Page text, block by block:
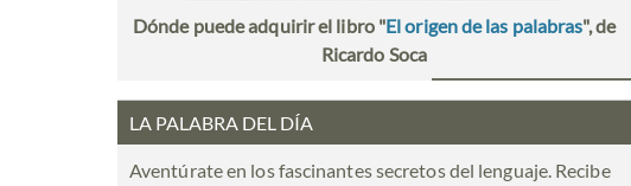
Dónde puede adquirir el libro "El origen de las palabras", de
Ricardo Soca
LA PALABRA DEL DÍA
Aventúrate en los fascinantes secretos del lenguaje. Recibe